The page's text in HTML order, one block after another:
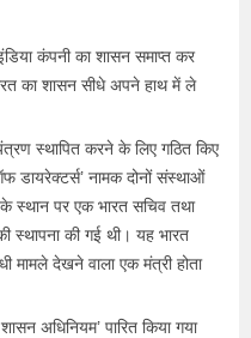
कंपनी का शासन समाप्त कर
का शासन सीधे अपने हाथ में ले
स्थापित करने के लिए गठित किए
डायरेक्टर्स’ नामक दोनों संस्थाओं
स्थान पर एक भारत सचिव तथा
स्थापना की गई थी। यह भारत
मामले देखने वाला एक मंत्री होता
अधिनियम’ पारित किया गया